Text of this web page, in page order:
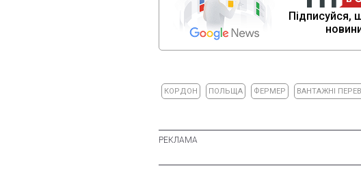
Підписуйся,
КОРДОН ПОЛЬЩА ФЕРМЕР ВАНТАЖНІ